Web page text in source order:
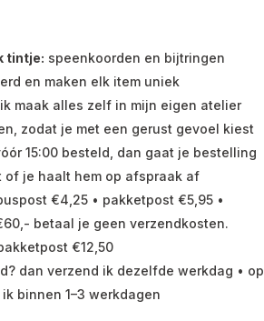
tintje: speenkoorden en bijtringen
en maken elk item uniek
ik maak alles zelf in mijn eigen atelier
zodat je met een gerust gevoel kiest
15:00 besteld, dan gaat je bestelling
je haalt hem op afspraak af
€4,25 • pakketpost €5,95 •
betaal je geen verzendkosten.
€12,50
dan verzend ik dezelfde werkdag • op
binnen 1–3 werkdagen